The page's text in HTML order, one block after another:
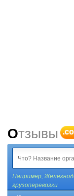
Отзывы
Например,
грузоперевозки